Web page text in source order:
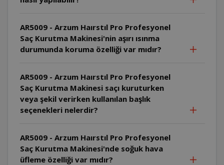
AR5009 - Arzum Haırstıl Pro Profesyonel
Saç Kurutma Makinesi'nin aşırı ısınma
durumunda koruma özelliği var mıdır?
AR5009 - Arzum Haırstıl Pro Profesyonel
Saç Kurutma Makinesi saçı kuruturken
veya şekil verirken kullanılan başlık
seçenekleri nelerdir?
AR5009 - Arzum Haırstıl Pro Profesyonel
Saç Kurutma Makinesi'nde soğuk hava
üfleme özelliği var mıdır?